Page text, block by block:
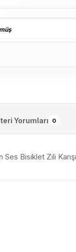
Yorumları 0
Bisiklet Zili